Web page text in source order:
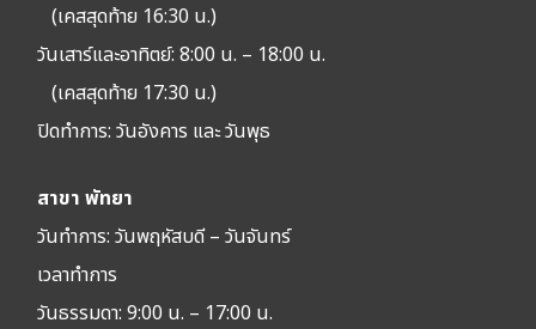
(เคสสุดท้าย 16:30 น.)
วันเสาร์และอาทิตย์: 8:00 น. – 18:00 น.
(เคสสุดท้าย 17:30 น.)
ปิดทำการ:วันอังคาร และ วันพุธ
สาขา พัทยา
วันทำการ: วันพฤหัสบดี – วันจันทร์
เวลาทำการ
วันธรรมดา: 9:00 น. – 17:00 น.